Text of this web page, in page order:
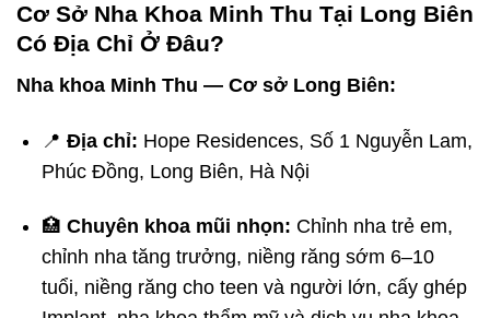
Cơ Sở Nha Khoa Minh Thu Tại Long Biên
Có Địa Chỉ Ở Đâu?
Nha khoa Minh Thu — Cơ sở Long Biên:
📍 Địa chỉ: Hope Residences, Số 1 Nguyễn Lam,
Phúc Đồng, Long Biên, Hà Nội
🏥 Chuyên khoa mũi nhọn: Chỉnh nha trẻ em,
chỉnh nha tăng trưởng, niềng răng sớm 6–10
tuổi, niềng răng cho teen và người lớn, cấy ghép